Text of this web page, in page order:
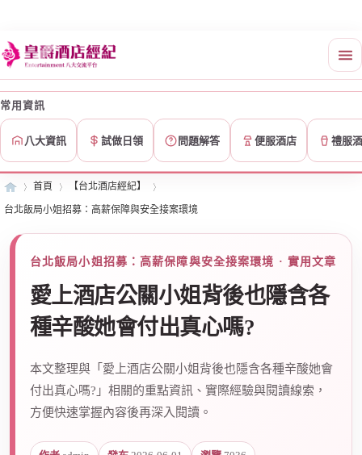
常用資訊
八大資訊 試做日領 問題解答 便服酒店 禮服
首頁
›
【台北酒店經紀】
›
台北飯局小姐招募：高薪保障與安全接案環境
台北飯局小姐招募：高薪保障與安全接案環境 · 實用文章
愛上酒店公關小姐背後也隱含各
種辛酸她會付出真心嗎?
本文整理與「愛上酒店公關小姐背後也隱含各種辛酸她會
付出真心嗎?」相關的重點資訊、實際經驗與閱讀線索，
方便快速掌握內容後再深入閱讀。